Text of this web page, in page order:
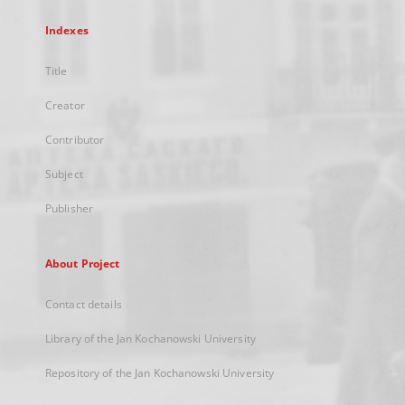
Indexes
Title
Creator
Contributor
Subject
Publisher
About Project
Contact details
Library of the Jan Kochanowski University
Repository of the Jan Kochanowski University